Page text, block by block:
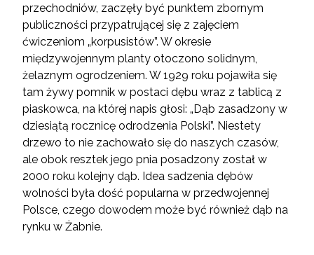
przechodniów, zaczęły być punktem zbornym
publiczności przypatrującej się z zajęciem
ćwiczeniom „korpusistów”. W okresie
międzywojennym planty otoczono solidnym,
żelaznym ogrodzeniem. W 1929 roku pojawiła się
tam żywy pomnik w postaci dębu wraz z tablicą z
piaskowca, na której napis głosi: „Dąb zasadzony w
dziesiątą rocznicę odrodzenia Polski”. Niestety
drzewo to nie zachowało się do naszych czasów,
ale obok resztek jego pnia posadzony został w
2000 roku kolejny dąb. Idea sadzenia dębów
wolności była dość popularna w przedwojennej
Polsce, czego dowodem może być również dąb na
rynku w Żabnie.